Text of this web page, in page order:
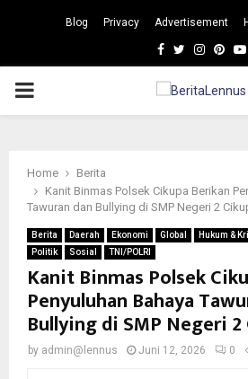
Blog Privacy Advertisement
Facebook
Twitter
PRIMARY
Home
Berita
Kanit Binmas Polsek Cikupa Berikan
Tawuran dan Bullying di SMP Negeri 2
Berita Daerah Ekonomi Global Hukum &
Politik
Sosial TNI/POLRI
Kanit Binmas Polsek
Penyuluhan Bahaya
Bullying di SMP Negeri 2
by admin@lennus Juni 12, 2026 0